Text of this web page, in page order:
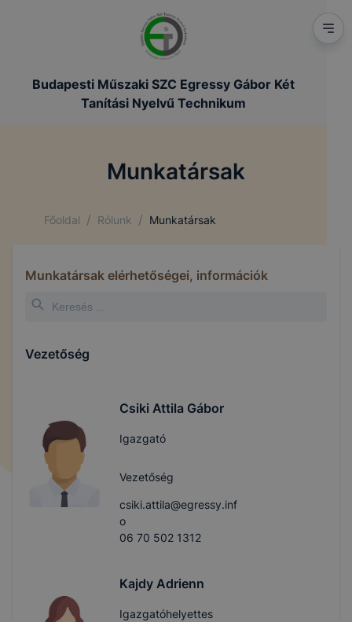
Budapesti Műszaki SZC Egressy Gábor Két
Tanítási Nyelvű Technikum
Munkatársak
Főoldal / Rólunk / Munkatársak
Munkatársak elérhetőségei, információk
Vezetőség
Csiki Attila Gábor
Igazgató
Vezetőség
csiki.attila@egressy.inf
o
06 70 502 1312
Kajdy Adrienn
Igazgatóhelyettes